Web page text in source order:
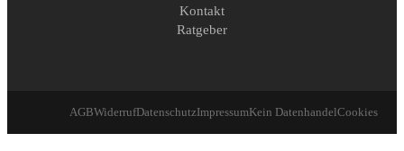
Kontakt
Ratgeber
AGBWiderrufDatenschutzImpressumKein DatenhandelCookies